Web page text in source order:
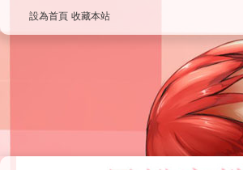
設為首頁 收藏本站